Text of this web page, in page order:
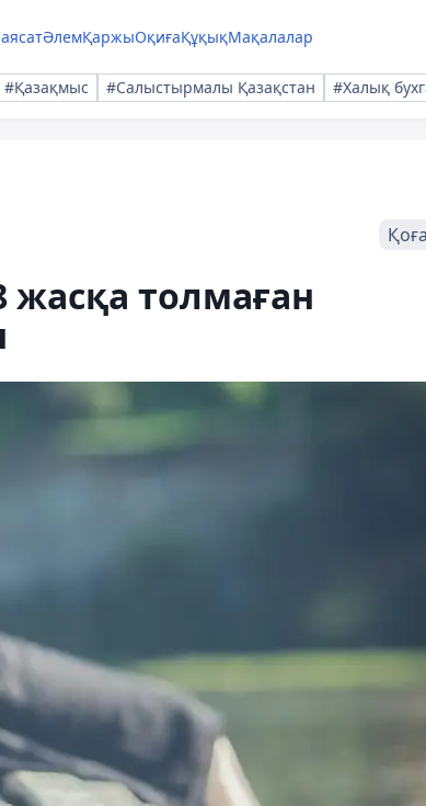
ӘлемҚаржыОқиғаҚұқықМақалалар
#Қазақмыс #Салыстырмалы Қазақстан #Халық
толмаған